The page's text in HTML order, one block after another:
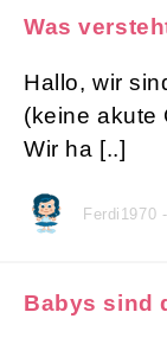
Was
Hallo, wir
(keine akute
Wir ha [..]
Ferdi1970
Babys sind